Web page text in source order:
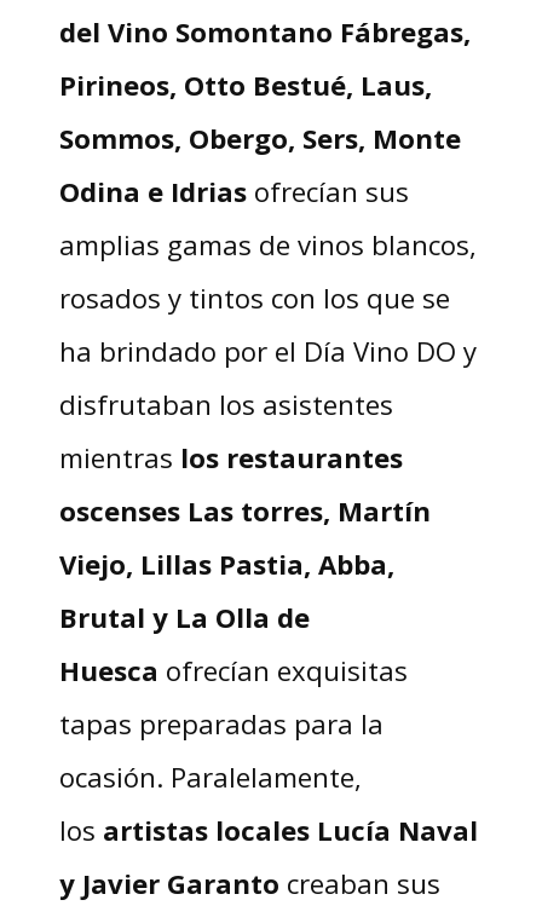
del Vino Somontano Fábregas,
Pirineos, Otto Bestué, Laus,
Sommos, Obergo, Sers, Monte
Odina e Idriasofrecían sus
amplias gamas de vinos blancos,
rosados y tintos con los que se
ha brindado por el Día Vino DO y
disfrutaban los asistentes
mientras los restaurantes
oscenses Las torres, Martín
Viejo, Lillas Pastia, Abba,
Brutal y La Olla de
Huesca ofrecían exquisitas
tapas preparadas para la
ocasión. Paralelamente,
los artistas locales Lucía Naval
y Javier Garanto creaban sus